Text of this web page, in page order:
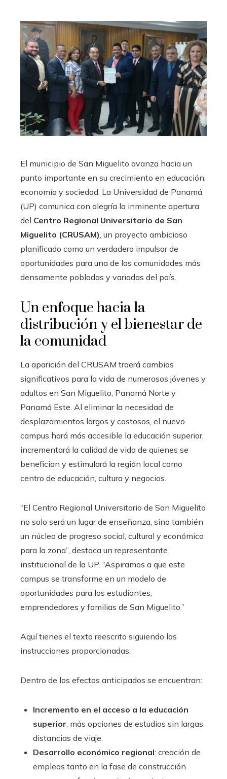
El municipio de San Miguelito avanza hacia un
punto importante en su crecimiento en educación,
economía y sociedad. La Universidad de Panamá
(UP) comunica con alegría la inminente apertura
del Centro Regional Universitario de San
Miguelito (CRUSAM) , un proyecto ambicioso
planificado como un verdadero impulsor de
oportunidades para una de las comunidades más
densamente pobladas y variadas del país.
Un enfoque hacia la
distribución y el bienestar de
la comunidad
La aparición del CRUSAM traerá cambios
significativos para la vida de numerosos jóvenes y
adultos en San Miguelito, Panamá Norte y
Panamá Este. Al eliminar la necesidad de
desplazamientos largos y costosos, el nuevo
campus hará más accesible la educación superior,
incrementará la calidad de vida de quienes se
benefician y estimulará la región local como
centro de educación, cultura y negocios.
“El Centro Regional Universitario de San Miguelito
no solo será un lugar de enseñanza, sino también
un núcleo de progreso social, cultural y económico
para la zona”, destaca un representante
institucional de la UP. “Aspiramos a que este
campus se transforme en un modelo de
oportunidades para los estudiantes,
emprendedores y familias de San Miguelito.”
Aquí tienes el texto reescrito siguiendo las
instrucciones proporcionadas:
Dentro de los efectos anticipados se encuentran:
Incremento en el acceso a la educación
superior: más opciones de estudios sin largas
distancias de viaje.
Desarrollo económico regional: creación de
empleos tanto en la fase de construcción